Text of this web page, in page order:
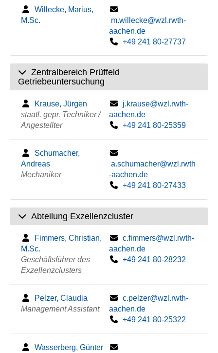
Willecke, Marius,
M.Sc.
m.willecke@wzl.rwth-
aachen.de
+49 241 80-27737
Zentralbereich Prüffeld
Getriebeuntersuchung
Krause, Jürgen
staatl. gepr. Techniker /
Angestellter
j.krause@wzl.rwth-
aachen.de
+49 241 80-25359
Schumacher,
Andreas
Mechaniker
a.schumacher@wzl.rwth
-aachen.de
+49 241 80-27433
Abteilung Exzellenzcluster
Fimmers, Christian,
M.Sc.
Geschäftsführer des
Exzellenzclusters
c.fimmers@wzl.rwth-
aachen.de
+49 241 80-28232
Pelzer, Claudia
Management Assistant
c.pelzer@wzl.rwth-
aachen.de
+49 241 80-25322
Wasserberg, Günter